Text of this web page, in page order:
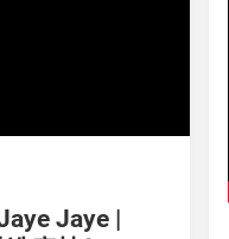
Jaye |